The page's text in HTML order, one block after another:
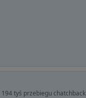
tyś przebiegu chatchback